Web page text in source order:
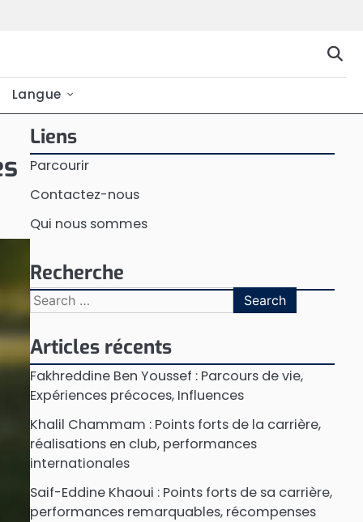
Langue
Liens
Parcourir
Contactez-nous
Qui nous sommes
Recherche
Search
for:
Articles récents
Fakhreddine Ben Youssef : Parcours de vie,
Expériences précoces, Influences
Khalil Chammam : Points forts de la carrière,
réalisations en club, performances
internationales
Saif-Eddine Khaoui : Points forts de sa carrière,
performances remarquables, récompenses